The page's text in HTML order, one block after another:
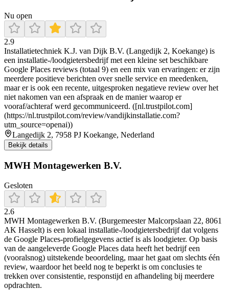
Nu open
2.9
Installatietechniek K.J. van Dijk B.V. (Langedijk 2, Koekange) is
een installatie-/loodgietersbedrijf met een kleine set beschikbare
Google Places reviews (totaal 9) en een mix van ervaringen: er zijn
meerdere positieve berichten over snelle service en meedenken,
maar er is ook een recente, uitgesproken negatieve review over het
niet nakomen van een afspraak en de manier waarop er
vooraf/achteraf werd gecommuniceerd. ([nl.trustpilot.com]
(https://nl.trustpilot.com/review/vandijkinstallatie.com?
utm_source=openai))
Langedijk 2, 7958 PJ Koekange, Nederland
Bekijk details
MWH Montagewerken B.V.
Gesloten
2.6
MWH Montagewerken B.V. (Burgemeester Malcorpslaan 22, 8061
AK Hasselt) is een lokaal installatie-/loodgietersbedrijf dat volgens
de Google Places-profielgegevens actief is als loodgieter. Op basis
van de aangeleverde Google Places data heeft het bedrijf een
(vooralsnog) uitstekende beoordeling, maar het gaat om slechts één
review, waardoor het beeld nog te beperkt is om conclusies te
trekken over consistentie, responstijd en afhandeling bij meerdere
opdrachten.